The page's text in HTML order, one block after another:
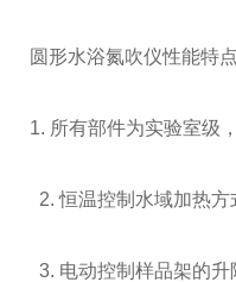
圆形水浴氮吹仪性能特点
1. 所有部件为实验室级
2. 恒温控制水域加热
3. 电动控制样品架的